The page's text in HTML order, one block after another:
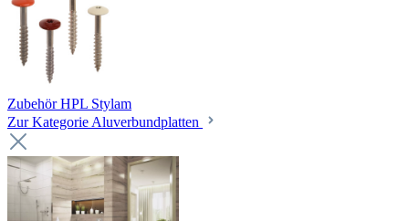
Zubehör HPL Stylam
Zur Kategorie Aluverbundplatten